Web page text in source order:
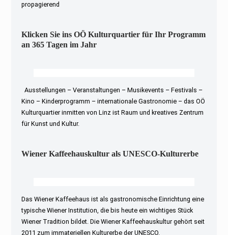
propagierend
Klicken Sie ins OÖ Kulturquartier für Ihr Programm
an 365 Tagen im Jahr
Ausstellungen – Veranstaltungen – Musikevents – Festivals –
Kino – Kinderprogramm – internationale Gastronomie – das OÖ
Kulturquartier inmitten von Linz ist Raum und kreatives Zentrum
für Kunst und Kultur.
Wiener Kaffeehauskultur als UNESCO-Kulturerbe
Das Wiener Kaffeehaus ist als gastronomische Einrichtung eine
typische Wiener Institution, die bis heute ein wichtiges Stück
Wiener Tradition bildet. Die Wiener Kaffeehauskultur gehört seit
2011 zum immateriellen Kulturerbe der UNESCO.